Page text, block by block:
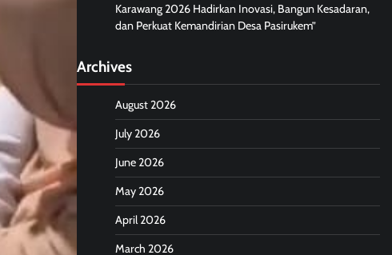
Karawang 2026 Hadirkan Inovasi, Bangun Kesadaran,
dan Perkuat Kemandirian Desa Pasirukem”
Archives
August 2026
July 2026
June 2026
May 2026
April 2026
March 2026